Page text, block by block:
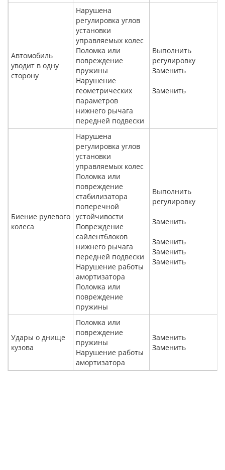
Автомобиль
уводит в одну
сторону
Нарушена
регулировка углов
установки
управляемых колес
Поломка или
повреждение
пружины
Нарушение
геометрических
параметров
нижнего рычага
передней подвески
Выполнить
регулировку
Заменить
Заменить
Биение рулевого
колеса
Нарушена
регулировка углов
установки
управляемых колес
Поломка или
повреждение
стабилизатора
поперечной
устойчивости
Повреждение
сайлентблоков
нижнего рычага
передней подвески
Нарушение работы
амортизатора
Поломка или
повреждение
пружины
Выполнить
регулировку
Заменить
Заменить
Заменить
Заменить
Удары о днище
кузова
Поломка или
повреждение
пружины
Нарушение работы
амортизатора
Заменить
Заменить